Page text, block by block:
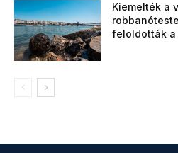
Kiemelték a
feloldották a